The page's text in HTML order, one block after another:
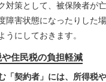
対策として、被保険者が
障害状態になったりした
うにしておきます。
住民税の負担軽減
「契約者」には、所得税